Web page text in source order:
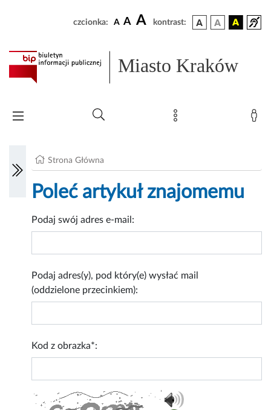
czcionka: A A A kontrast:
Miasto Kraków
Strona Główna
Poleć artykuł znajomemu
Podaj swój adres e-mail:
Podaj adres(y), pod który(e) wysłać mail
(oddzielone przecinkiem):
Kod z obrazka*: